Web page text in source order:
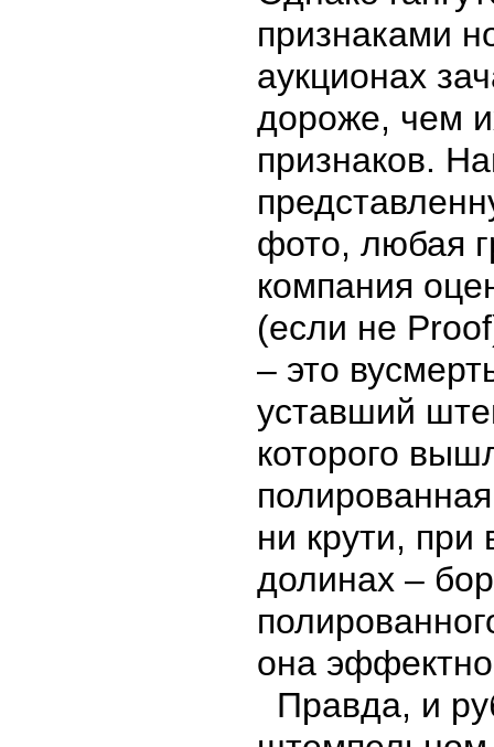
признаками
аукционах
дороже, чем
признаков.
фото, любая
компания
(если не
– это
уставший
которого
ни крути, при
долинах –
она
Правда, и